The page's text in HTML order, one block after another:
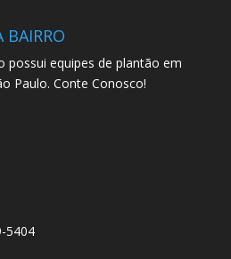
BAIRRO
possui equipes de plantão em
Paulo. Conte Conosco!
5404